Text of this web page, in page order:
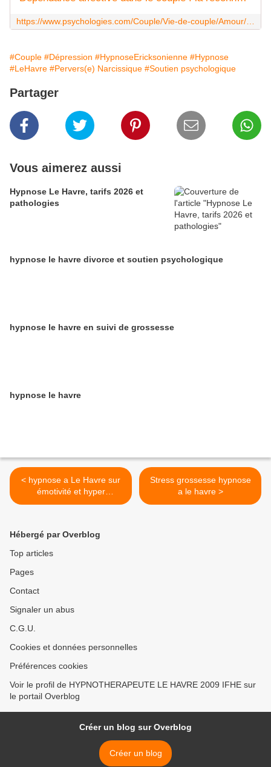
#Couple #Dépression #HypnoseEricksonienne #Hypnose
#LeHavre #Pervers(e) Narcissique #Soutien psychologique
Partager
Vous aimerez aussi
Hypnose Le Havre, tarifs 2026 et
pathologies
hypnose le havre divorce et soutien psychologique
hypnose le havre en suivi de grossesse
hypnose le havre
< hypnose a Le Havre sur
émotivité et hyper
sensibilité
Stress grossesse hypnose
a le havre >
Hébergé par Overblog
Top articles
Pages
Contact
Signaler un abus
C.G.U.
Cookies et données personnelles
Préférences cookies
Voir le profil de HYPNOTHERAPEUTE LE HAVRE 2009 IFHE sur
le portail Overblog
Créer un blog sur Overblog
Créer un blog